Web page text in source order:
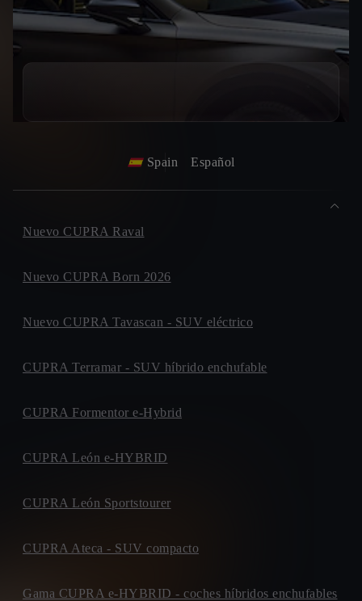
Spain Español
Nuevo CUPRA Raval
Nuevo CUPRA Born 2026
Nuevo CUPRA Tavascan - SUV eléctrico
CUPRA Terramar - SUV híbrido enchufable
CUPRA Formentor e-Hybrid
CUPRA León e-HYBRID
CUPRA León Sportstourer
CUPRA Ateca - SUV compacto
Gama CUPRA e-HYBRID - coches híbridos enchufables